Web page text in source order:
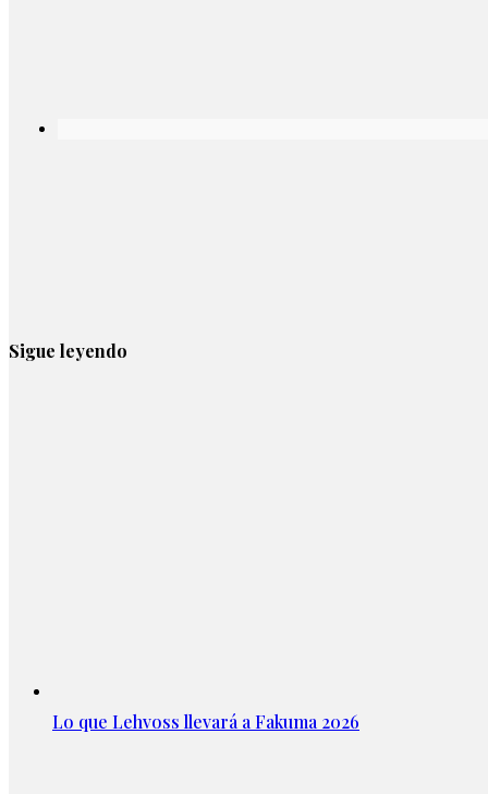
Sigue leyendo
Lo que Lehvoss llevará a Fakuma 2026